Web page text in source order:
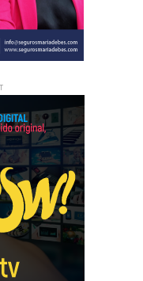
un riesgo potencial
rugosidad o las
que favorezcan las
juguetes
mantener al perro
por horas. Estos
o
golosina en su
trabajo intelectual
un tiempo. A esta
tipo Kong (se
de Nina